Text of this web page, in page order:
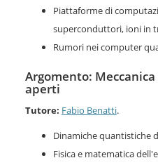
Piattaforme di
superconduttori, ioni in
Rumori nei computer
Argomento:
aperti
Tutore: Fabio Benatti.
Dinamiche quantistiche
Fisica e matematica